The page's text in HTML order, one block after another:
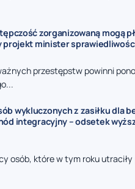
zorganizowaną mogą
projekt minister
przestępstw powinni
wykluczonych z zasiłku dla
integracyjny – odsetek
osób, które w tym roku utraciły